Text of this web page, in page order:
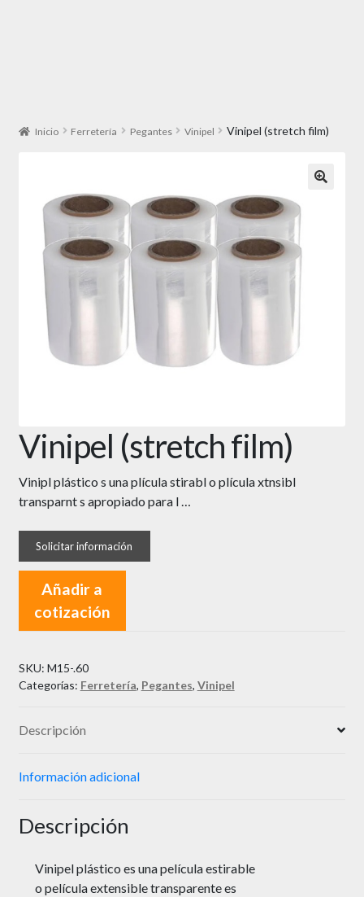
Inicio Ferretería Pegantes Vinipel Vinipel (stretch film)
Vinipel (stretch film)
Vinipl plástico s una plícula stirabl o plícula xtnsibl
transparnt s apropiado para l …
Añadir a
cotización
SKU: M15-.60
Categorías: Ferretería, Pegantes, Vinipel
Descripción
Información adicional
Descripción
Vinipel plástico es una película estirable
o película extensible transparente es